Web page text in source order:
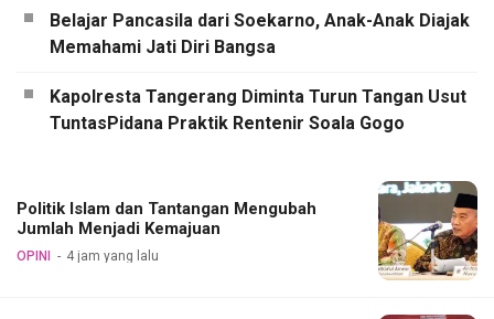
Belajar Pancasila dari Soekarno, Anak-Anak Diajak
Memahami Jati Diri Bangsa
Kapolresta Tangerang Diminta Turun Tangan Usut
TuntasPidana Praktik Rentenir Soala Gogo
Politik Islam dan Tantangan Mengubah
Jumlah Menjadi Kemajuan
OPINI 4 jam yang lalu